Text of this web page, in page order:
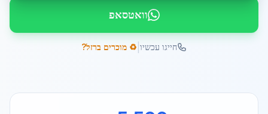
וואטסאפ
חייגו עכשיו ♻️ מוכרים ברזל?